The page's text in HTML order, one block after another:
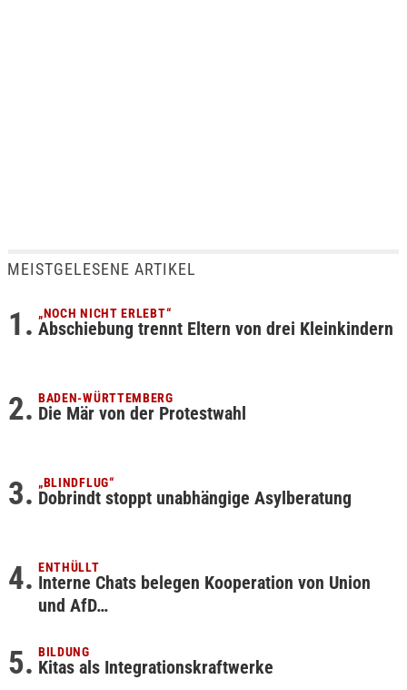
MEISTGELESENE ARTIKEL
„NOCH NICHT ERLEBT“
Abschiebung trennt Eltern von drei Kleinkindern
BADEN-WÜRTTEMBERG
Die Mär von der Protestwahl
„BLINDFLUG“
Dobrindt stoppt unabhängige Asylberatung
ENTHÜLLT
Interne Chats belegen Kooperation von Union
und AfD…
BILDUNG
Kitas als Integrationskraftwerke